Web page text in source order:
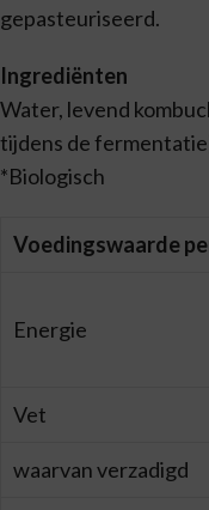
gepasteuriseerd.
Ingrediënten
Water, levend
tijdens de
*Biologisch
Voedingswaarde
Energie
Vet
waarvan verzadigd